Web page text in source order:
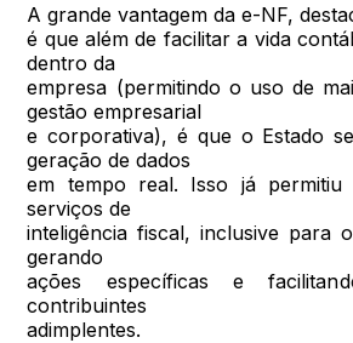
A grande vantagem da e-NF,
é que além de facilitar a vida
dentro da
empresa (permitindo o uso de
gestão empresarial
e corporativa), é que o Estado
geração de dados
em tempo real. Isso já permitiu
serviços de
inteligência fiscal, inclusive para
gerando
ações específicas e
contribuintes
adimplentes.